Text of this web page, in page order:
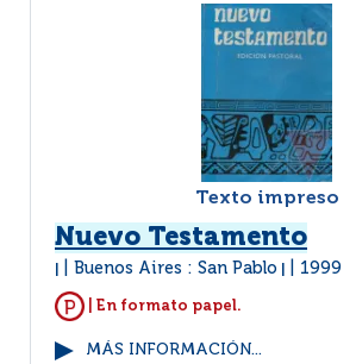
Texto impreso
Nuevo Testamento
Buenos Aires : San Pablo 1999
| En formato papel.
MÁS INFORMACIÓN...